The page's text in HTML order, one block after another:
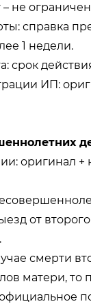
не
справка
1 недели.
срок
ИП:
оригинал
от
смерти
матери, то